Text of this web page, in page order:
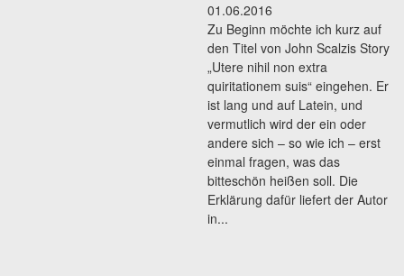
01.06.2016
Zu Beginn möchte ich kurz auf
den Titel von John Scalzis Story
„Utere nihil non extra
quiritationem suis“ eingehen. Er
ist lang und auf Latein, und
vermutlich wird der ein oder
andere sich – so wie ich – erst
einmal fragen, was das
bitteschön heißen soll. Die
Erklärung dafür liefert der Autor
in...